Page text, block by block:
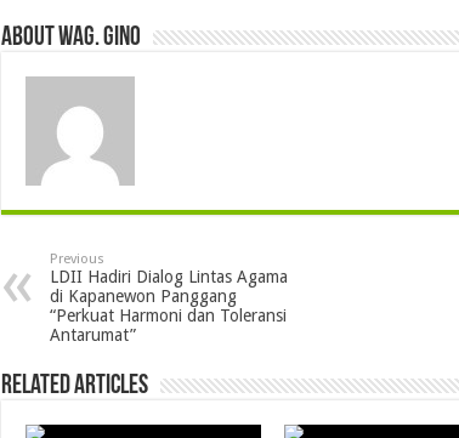
About wag. gino
Previous
LDII Hadiri Dialog Lintas Agama
di Kapanewon Panggang
“Perkuat Harmoni dan Toleransi
Antarumat”
Related Articles